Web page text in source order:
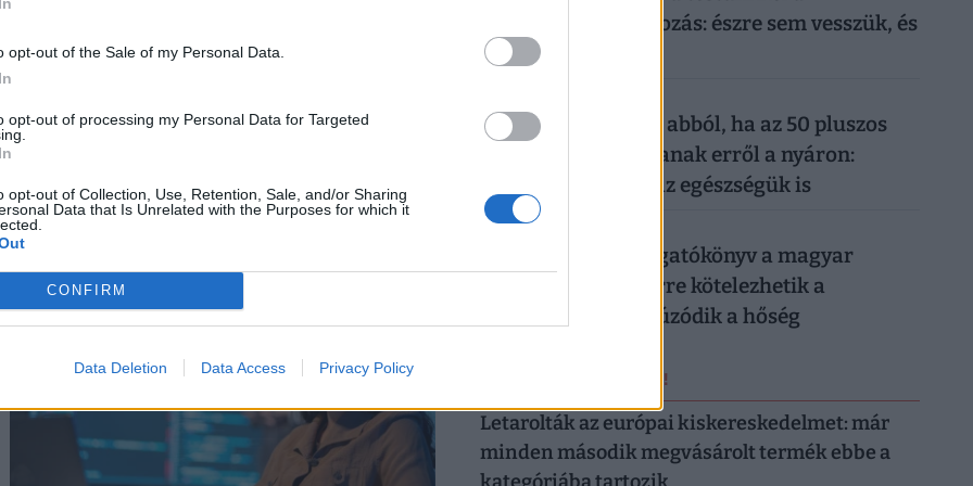
opt-out of the Sale of my Personal Data.
opt-out of processing my Personal Data for Targeted
opt-out of Collection, Use, Retention, Sale, and/or Sharing
Data that Is Unrelated with the Purposes for which it
CONFIRM
Data Deletion Data Access Privacy Policy
magyarokra: életveszélyes csapdát rejt ez az
időszak
A tartós hőség nemcsak a komfortérzetet rontja, de
komoly fizikai és mentális terhet jelenthet a dolgozók
számára.
mindennapi mobilozás: észre sem vesszük, és
máris kész a baj
Komoly baj is lehet abból, ha az 50 pluszos
magyarok lemondanak erről a nyáron:
könnyen rámehet az egészségük is
2026. augusztus 6.
Készül a válságforgatókönyv a magyar
munkahelyeken: erre kötelezhetik a
dolgozókat, ha elhúzódik a hőség
ERRŐL NE MARADJ LE!
Letarolták az európai kiskereskedelmet: már
minden második megvásárolt termék ebbe a